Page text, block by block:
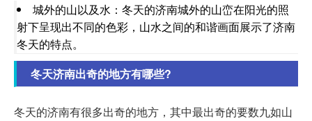
城外的山以及水：冬天的济南城外的山峦在阳光的照
射下呈现出不同的色彩，山水之间的和谐画面展示了济南
冬天的特点。
冬天济南出奇的地方有哪些?
冬天的济南有很多出奇的地方，其中最出奇的要数九如山